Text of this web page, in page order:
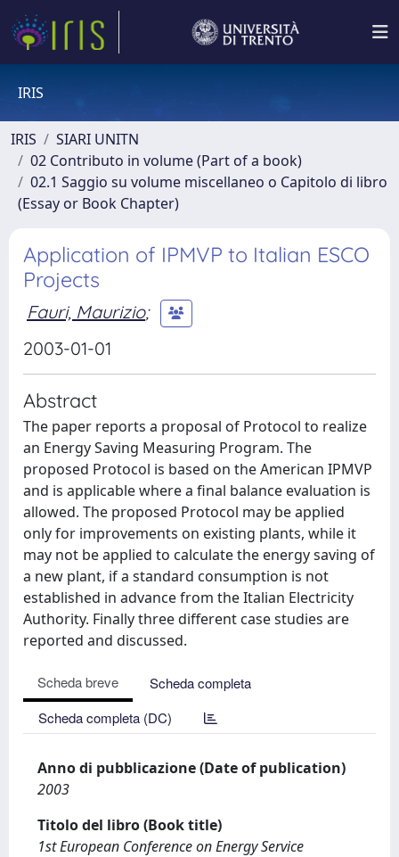
IRIS
IRIS
SIARI UNITN
02 Contributo in volume (Part of a book)
02.1 Saggio su volume miscellaneo o Capitolo di libro
(Essay or Book Chapter)
Application of IPMVP to Italian ESCO
Projects
Fauri, Maurizio;
2003-01-01
Abstract
The paper reports a proposal of Protocol to realize
an Energy Saving Measuring Program. The
proposed Protocol is based on the American IPMVP
and is applicable where a final balance evaluation is
allowed. The proposed Protocol may be applied
only for improvements on existing plants, while it
may not be applied to calculate the energy saving of
a new plant, if a standard consumption is not
established in advance from the Italian Electricity
Authority. Finally three different case studies are
reported and discussed.
Scheda breve
Scheda completa
Scheda completa (DC)
Anno di pubblicazione (Date of publication)
2003
Titolo del libro (Book title)
1st European Conference on Energy Service